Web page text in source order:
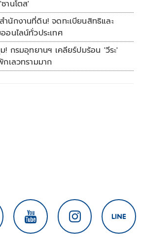
นโตส'
ำนักงานที่ดิน! จดทะเบียนสิทธิและ
อนไลน์ทั่วประเทศ
! กรมอุทยานฯ เคลียร์ปมร้อน 'วีระ'
กเลวทรามมาก